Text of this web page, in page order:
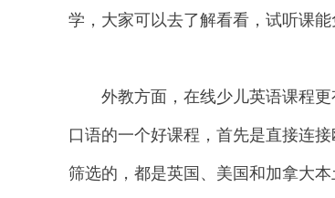
学，大家可以去了解看看，试听课能
外教方面，在线少儿英语课程更
口语的一个好课程，首先是直接连
筛选的，都是英国、美国和加拿大